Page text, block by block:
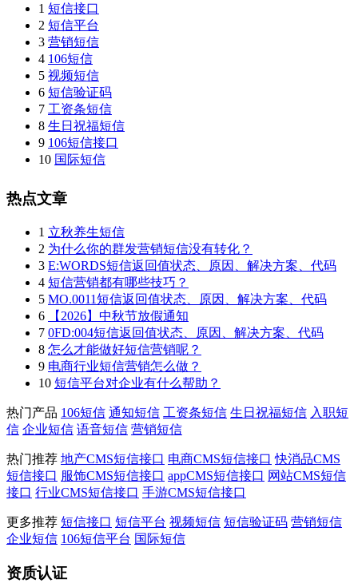
1 短信接口
2 短信平台
3 营销短信
4 106短信
5 视频短信
6 短信验证码
7 工资条短信
8 生日祝福短信
9 106短信接口
10 国际短信
热点文章
1 立秋养生短信
2 为什么你的群发营销短信没有转化？
3 E:WORDS短信返回值状态、原因、解决方案、代码
4 短信营销都有哪些技巧？
5 MO.0011短信返回值状态、原因、解决方案、代码
6
【2026】中秋节放假通知
7 0FD:004短信返回值状态、原因、解决方案、代码
8 怎么才能做好短信营销呢？
9 电商行业短信营销怎么做？
10 短信平台对企业有什么帮助？
热门产品 106短信 通知短信 工资条短信 生日祝福短信 入职短
信 企业短信 语音短信 营销短信
热门推荐 地产CMS短信接口 电商CMS短信接口 快消品CMS
短信接口 服饰CMS短信接口 appCMS短信接口 网站CMS短信
接口 行业CMS短信接口 手游CMS短信接口
更多推荐 短信接口 短信平台 视频短信 短信验证码 营销短信
企业短信 106短信平台 国际短信
资质认证